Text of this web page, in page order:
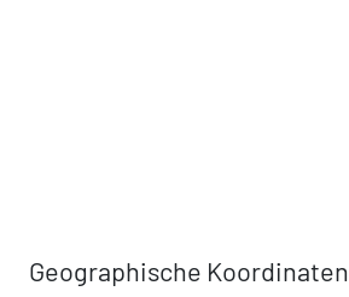
Geographische Koordinaten